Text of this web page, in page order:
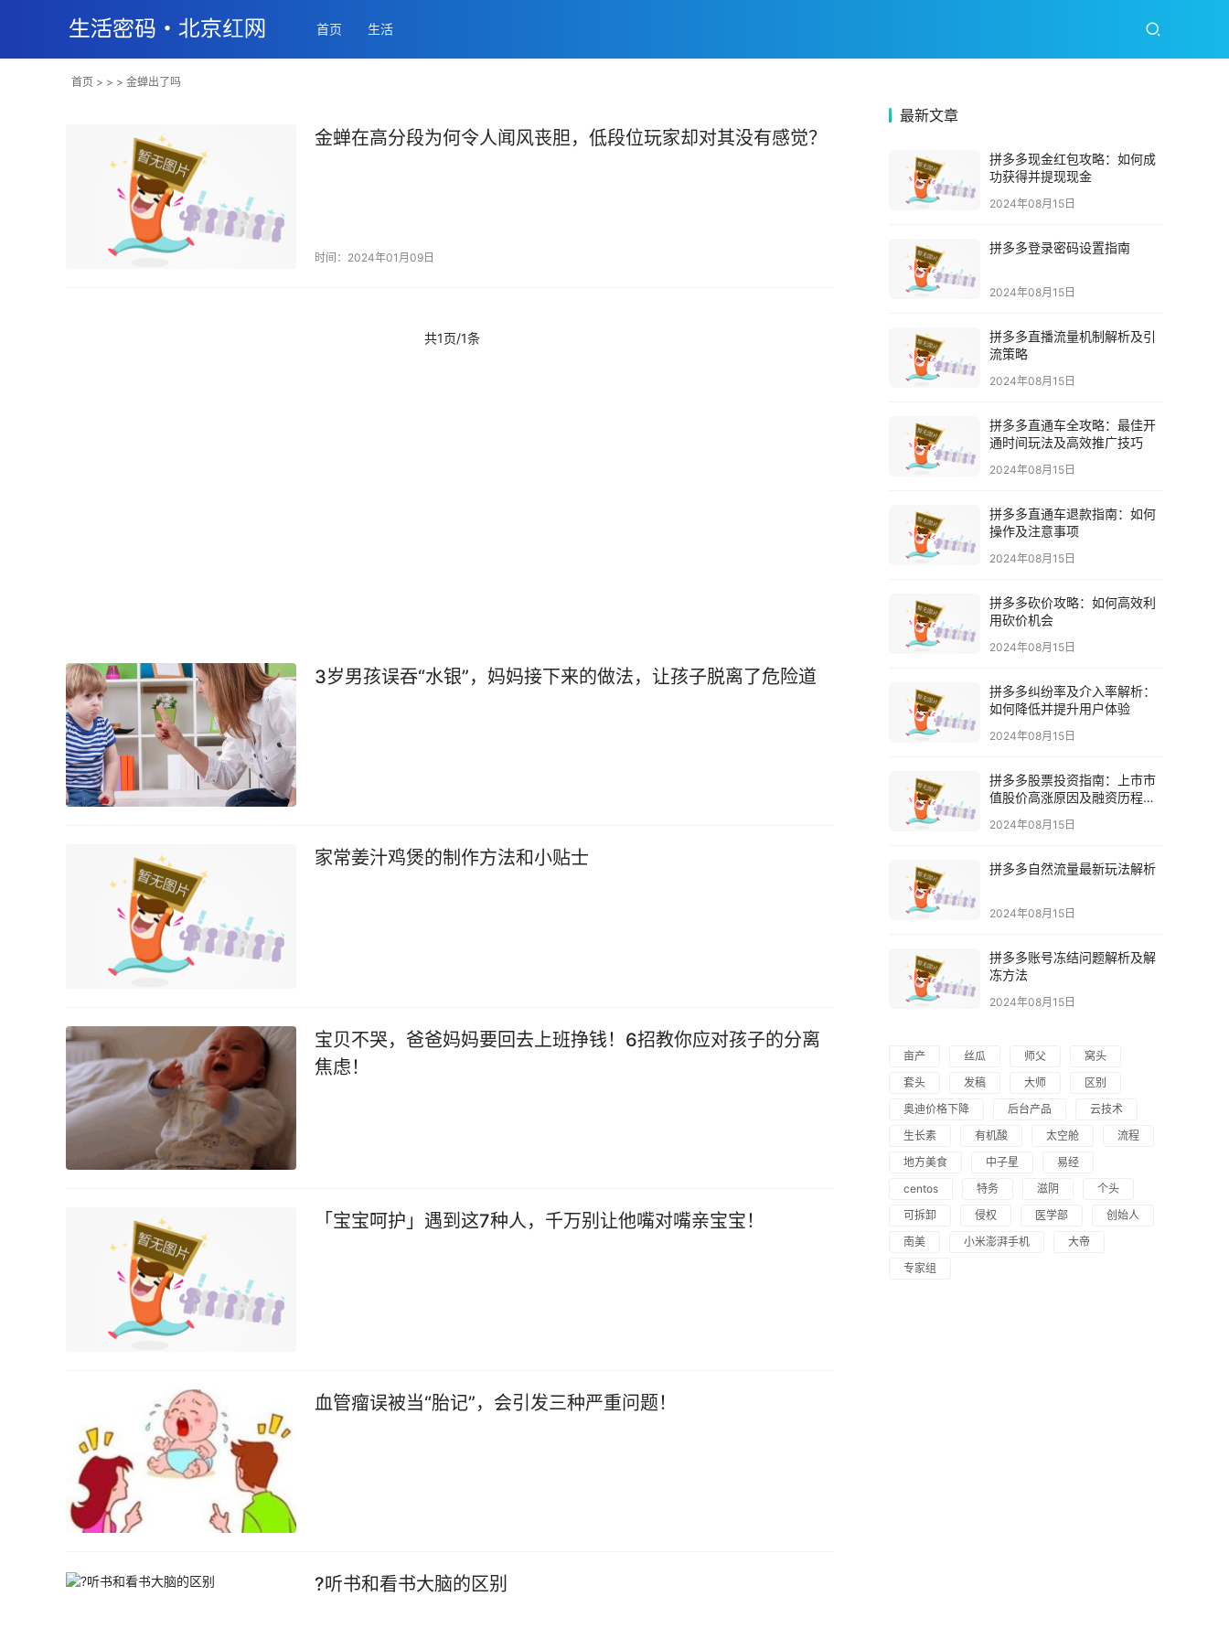
首页 生活
首页 > > > 金蝉出了吗
金蝉在高分段为何令人闻风丧胆，低段位玩家却对其没有感觉？
时间：2024年01月09日
共1页/1条
3岁男孩误吞“水银”，妈妈接下来的做法，让孩子脱离了危险道
家常姜汁鸡煲的制作方法和小贴士
宝贝不哭，爸爸妈妈要回去上班挣钱！6招教你应对孩子的分离
焦虑！
「宝宝呵护」遇到这7种人，千万别让他嘴对嘴亲宝宝！
血管瘤误被当“胎记”，会引发三种严重问题！
?听书和看书大脑的区别
最新文章
拼多多现金红包攻略：如何成
功获得并提现现金
2024年08月15日
拼多多登录密码设置指南
2024年08月15日
拼多多直播流量机制解析及引
流策略
2024年08月15日
拼多多直通车全攻略：最佳开
通时间玩法及高效推广技巧
2024年08月15日
拼多多直通车退款指南：如何
操作及注意事项
2024年08月15日
拼多多砍价攻略：如何高效利
用砍价机会
2024年08月15日
拼多多纠纷率及介入率解析：
如何降低并提升用户体验
2024年08月15日
拼多多股票投资指南：上市市
值股价高涨原因及融资历程解
2024年08月15日
拼多多自然流量最新玩法解析
2024年08月15日
拼多多账号冻结问题解析及解
冻方法
2024年08月15日
亩产 丝瓜 师父
窝头
套头
发稿 大师
区别
奥迪价格下降
后台产品
云技术
生长素
有机酸 太空舱
流程
地方美食
中子星
易经
centos
特务 滋阴
个头
可拆卸
侵权 医学部
创始人
南美
小米澎湃手机
大帝
专家组